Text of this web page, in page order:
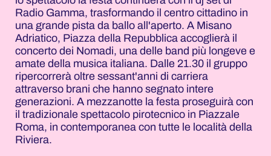
Radio Gamma, trasformando il centro cittadino in
una grande pista da ballo all'aperto. A Misano
Adriatico, Piazza della Repubblica accoglierà il
concerto dei Nomadi, una delle band più longeve e
amate della musica italiana. Dalle 21.30 il gruppo
ripercorrerà oltre sessant'anni di carriera
attraverso brani che hanno segnato intere
generazioni. A mezzanotte la festa proseguirà con
il tradizionale spettacolo pirotecnico in Piazzale
Roma, in contemporanea con tutte le località della
Riviera.